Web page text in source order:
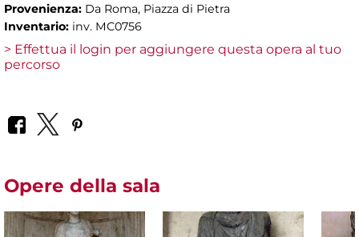
Provenienza: Da Roma, Piazza di Pietra
Inventario: inv. MC0756
> Effettua il login per aggiungere questa opera al tuo
percorso
Opere della sala